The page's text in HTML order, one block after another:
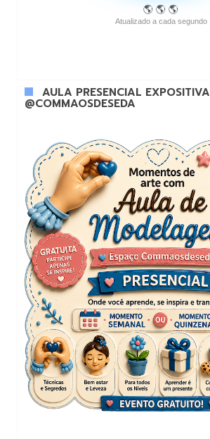
🌎 🌎 🌎
Atualizado a cada segundo
AULA PRESENCIAL EXPOSITIVA
@COMMAOSDESEDA